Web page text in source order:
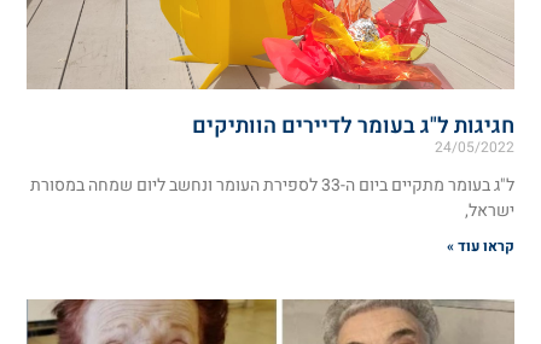
חגיגות ל"ג בעומר לדיירים הוותיקים
24/05/2022
ל"ג בעומר מתקיים ביום ה-33 לספירת העומר ונחשב ליום שמחה במסורת
ישראל,
קראו עוד »